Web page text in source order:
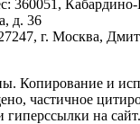
360051, Кабардино-
д. 36
г. Москва,
Копирование и
частичное
гиперссылки на сайт.